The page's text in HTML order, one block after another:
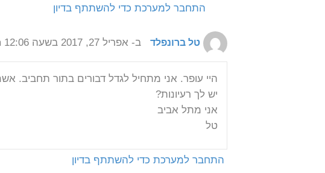
התחבר למערכת כדי להשתתף בדיון
טל ברונפלד ב- אפריל 27, 2017 בשעה 12:06 pm
היי עופר. אני מתחיל לגדל דבורים בתור תחביב.
יש לך רעיונות?
אני מתל אביב
טל
התחבר למערכת כדי להשתתף בדיון